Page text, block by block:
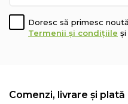
Doresc să primesc
Termenii și condițiile și
Comenzi, livrare și plată